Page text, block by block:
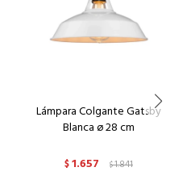
Lámpara Colgante Gatsby
Blanca ø 28 cm
$1.657 $1.841